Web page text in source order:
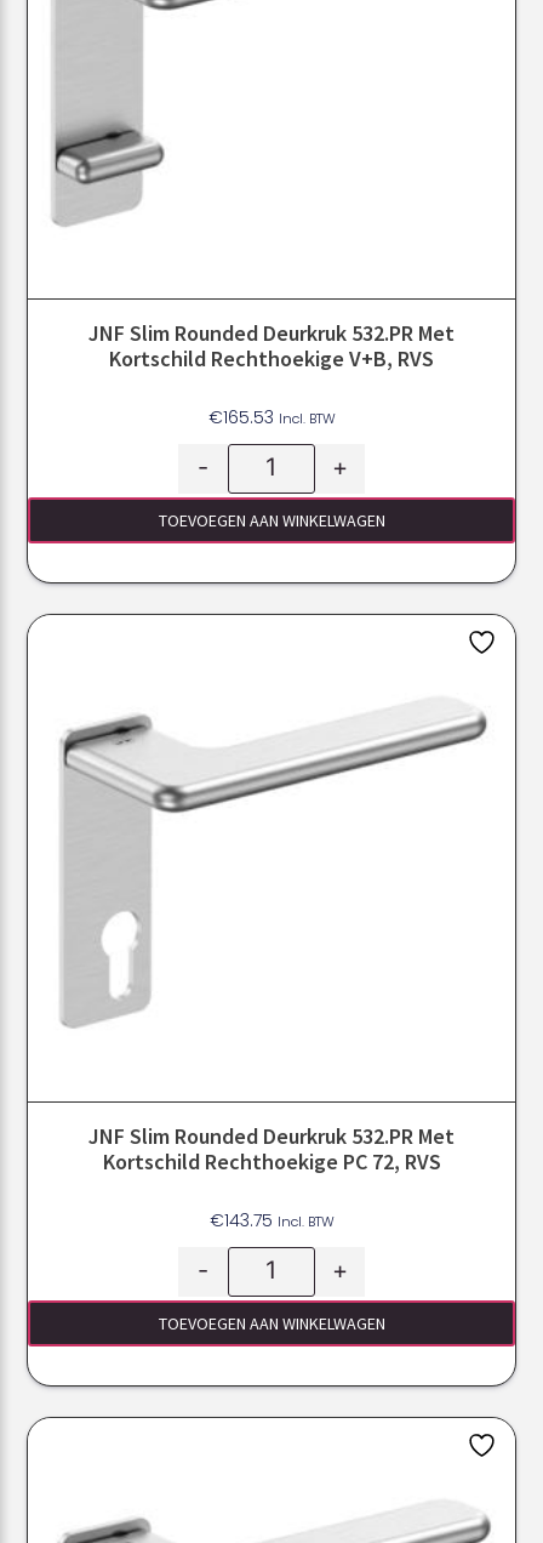
JNF Slim Rounded Deurkruk 532.PR Met
Kortschild Rechthoekige V+B, RVS
€165.53 Incl. BTW
- +
TOEVOEGEN AAN WINKELWAGEN
JNF Slim Rounded Deurkruk 532.PR Met
Kortschild Rechthoekige PC 72, RVS
€143.75 Incl. BTW
- +
TOEVOEGEN AAN WINKELWAGEN